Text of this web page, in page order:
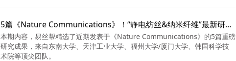
5篇《Nature Communications》！“静电纺丝&纳米纤维”最新研究成果！
本期内容，易丝帮精选了近期发表于《Nature Communications》的5篇重磅
研究成果，来自东南大学、天津工业大学、福州大学/厦门大学、韩国科学技
术院等顶尖团队。